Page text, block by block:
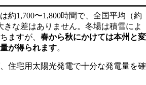
約1,700〜1,800時間で、全国平均（約
きな差はありません。冬場は積雪によ
ますが、 春から秋にかけては本州と変
が得られます。
住宅用太陽光発電で十分な発電量を確